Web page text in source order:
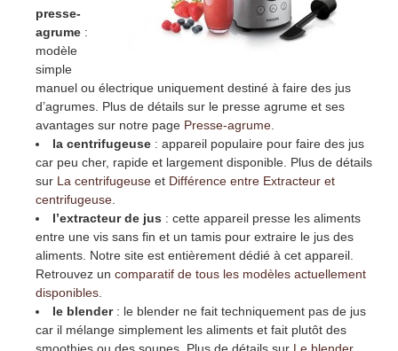
presse-
agrume :
modèle
simple
manuel ou électrique uniquement destiné à faire des jus
d’agrumes. Plus de détails sur le presse agrume et ses
avantages sur notre page Presse-agrume
la centrifugeuse : appareil populaire pour faire des jus
car peu cher, rapide et largement disponible. Plus de détails
sur La centrifugeuse et Différence entre Extracteur et
centrifugeuse
l’extracteur de jus : cette appareil presse les aliments
entre une vis sans fin et un tamis pour extraire le jus des
aliments. Notre site est entièrement dédié à cet appareil.
Retrouvez un comparatif de tous les modèles actuellement
disponibles
le blender: le blender ne fait techniquement pas de jus
car il mélange simplement les aliments et fait plutôt des